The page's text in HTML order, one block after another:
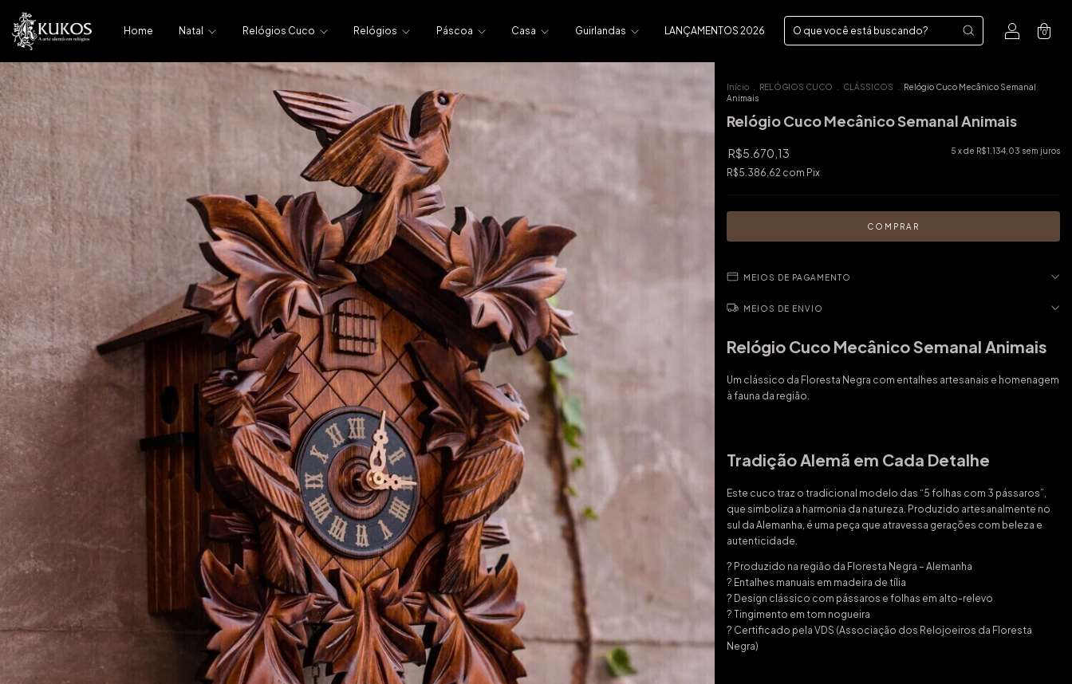
Home Natal Relógios Cuco Relógios Páscoa Casa Guirlandas LANÇAMENTOS 2026 0
Início RELÓGIOS CUCO CLÁSSICOS
Relógio Cuco Mecânico Semanal
Animais
Relógio Cuco Mecânico Semanal Animais
R$5.670,13 5 x de R$1.134,03 sem juros
R$5.386,62 com Pix
MEIOS DE PAGAMENTO
MEIOS DE ENVIO
Relógio Cuco Mecânico Semanal Animais
Um clássico da Floresta Negra com entalhes artesanais e homenagem
à fauna da região.
Tradição Alemã em Cada Detalhe
Este cuco traz o tradicional modelo das “5 folhas com 3 pássaros”,
que simboliza a harmonia da natureza. Produzido artesanalmente no
sul da Alemanha, é uma peça que atravessa gerações com beleza e
autenticidade.
? Produzido na região da Floresta Negra – Alemanha
? Entalhes manuais em madeira de tília
? Design clássico com pássaros e folhas em alto-relevo
? Tingimento em tom nogueira
? Certificado pela VDS (Associação dos Relojoeiros da Floresta
Negra)